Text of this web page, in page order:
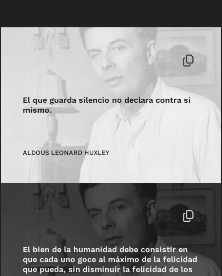
El que guarda silencio no declara contra sí
mismo.
ALDOUS LEONARD HUXLEY
El bien de la humanidad debe consistir en
que cada uno goce al máximo de la felicidad
que pueda, sin disminuir la felicidad de los